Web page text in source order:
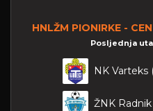
HNLŽM PIONIRKE -
Posljednja
NK Varteks
ŽNK